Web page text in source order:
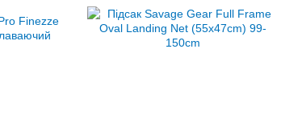
воблеров, джиговых составляющих,
безопасных для окружающей среды.
типичными в своей линейке, затем были
функциональности. Прочность и
высококачественными
волокном. Силиконовые приманки,